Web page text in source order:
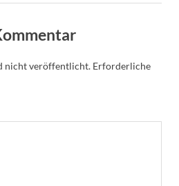
nicht veröffentlicht. Erforderliche